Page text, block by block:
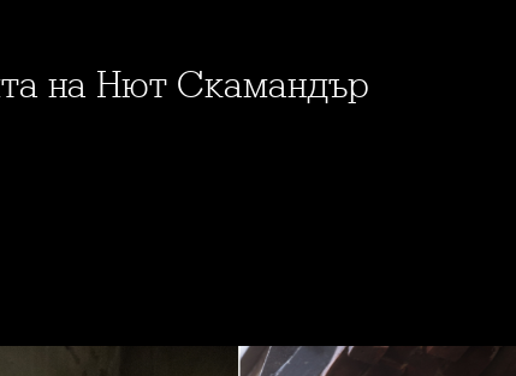
на Нют Скамандър